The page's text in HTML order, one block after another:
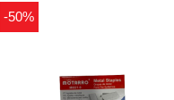
-50%